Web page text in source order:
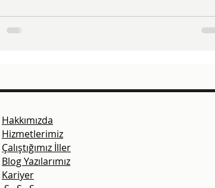
Hakkımızda
Hizmetlerimiz
Çalıştığımız İller
Blog Yazılarımız
Kariyer